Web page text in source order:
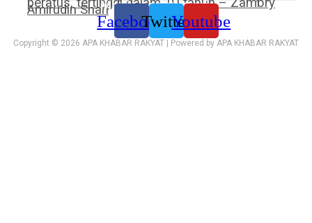
Amirudin ShariMedia sosial kami:
FacebookTwitterYoutube
Copyright © 2026 APA KHABAR RAKYAT | Powered by APA KHABAR RAKYAT